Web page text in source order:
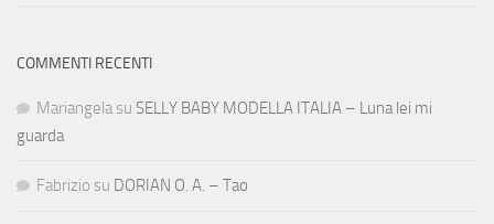
COMMENTI RECENTI
Mariangela su SELLY BABY MODELLA ITALIA – Luna lei mi
guarda
Fabrizio su DORIAN O. A. – Tao